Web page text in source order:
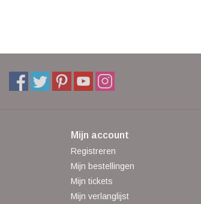
Mijn account
Registreren
Mijn bestellingen
Mijn tickets
Mijn verlanglijst